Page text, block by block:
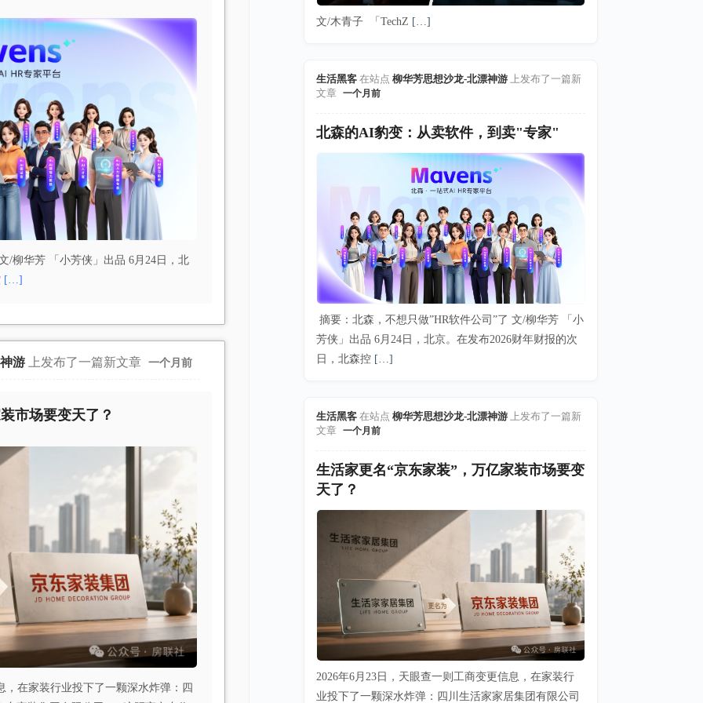
/柳华芳 「小芳侠」出品 6月24日，北
[…]
游上发布了一篇新文章 一个月前
市场要变天了？
，在家装行业投下了一颗深水炸弹：四
文/木青子 「TechZ […]
生活黑客在站点 柳华芳思想沙龙-北漂神游上发布了一篇新
文章
一个月前
北森的AI豹变：从卖软件，到卖"专家"
摘要：北森，不想只做”HR软件公司”了 文/柳华芳 「小
芳侠」出品 6月24日，北京。在发布2026财年财报的次
日，北森控 […]
生活黑客在站点 柳华芳思想沙龙-北漂神游上发布了一篇新
文章
一个月前
生活家更名“京东家装”，万亿家装市场要变
天了？
2026年6月23日，天眼查一则工商变更信息，在家装行
业投下了一颗深水炸弹：四川生活家家居集团有限公司